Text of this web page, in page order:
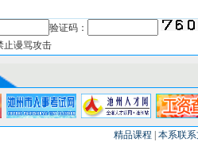
验证码：
止谩骂攻击
精品课程
本系联